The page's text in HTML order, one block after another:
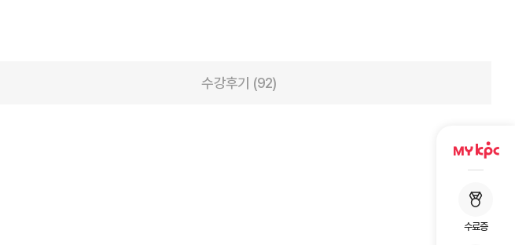
수료증
수강후기 (92)